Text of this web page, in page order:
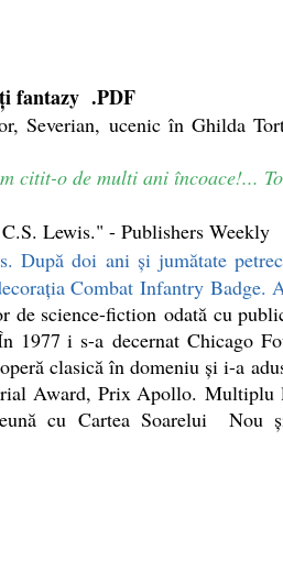
fantazy .PDF
Severian, ucenic în Ghilda
citit-o de multi ani încoace!...
Lewis." - Publishers Weekly
După doi ani şi jumătate
Combat Infantry Badge.
science-fiction odată cu
i s-a decernat Chicago
clasică în domeniu şi i-a
Award, Prix Apollo. Multiplu
cu Cartea Soarelui